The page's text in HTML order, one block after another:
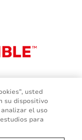
usted
su dispositivo
el uso
para